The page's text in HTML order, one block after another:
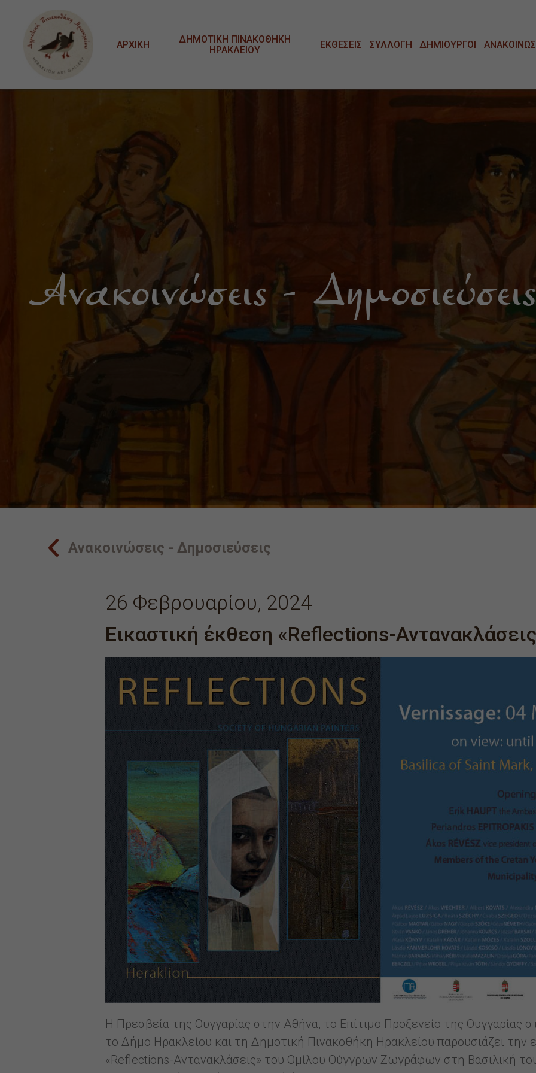
ΑΡΧΙΚΗ
ΔΗΜΟΤΙΚΗ ΠΙΝΑΚΟΘΗΚΗ
ΗΡΑΚΛΕΙΟΥ
ΕΚΘΕΣΕΙΣ ΣΥΛΛΟΓΗ ΔΗΜΙΟΥΡΓΟΙ
Ανακοινώσεις - Δημοσιεύσεις
Ανακοινώσεις - Δημοσιεύσεις
26 Φεβρουαρίου, 2024
Εικαστική έκθεση «Reflections-
Η Πρεσβεία της Ουγγαρίας στην Αθήνα, το Επίτιμο Προξενείο της Ουγγαρίας
το Δήμο Ηρακλείου και τη Δημοτική Πινακοθήκη Ηρακλείου παρουσιάζει την
«Reflections-Αντανακλάσεις» του Ομίλου Ούγγρων Ζωγράφων στη Βασιλική